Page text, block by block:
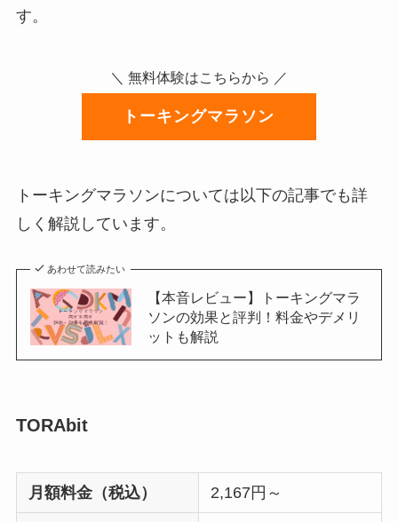
す。
＼ 無料体験はこちらから ／
トーキングマラソン
トーキングマラソンについては以下の記事でも詳
しく解説しています。
あわせて読みたい
【本音レビュー】トーキングマラ
ソンの効果と評判！料金やデメリ
ットも解説
TORAbit
月額料金（税込） 2,167円～